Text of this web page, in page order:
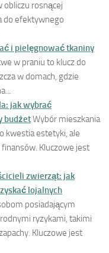
obliczu rosnącej
do efektywnego
i pielęgnować tkaniny
w praniu to klucz do
w domach, gdzie
jak wybrać
budżetWybór mieszkania
kwestia estetyki, ale
Kluczowe jest
zwierząt: jak
lojalnych
posiadającym
ryzykami, takimi
Kluczowe jest